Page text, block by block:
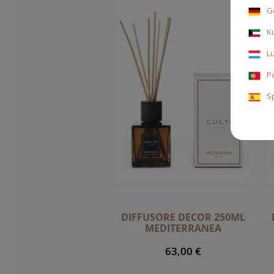
DIFFUSORE DECOR 250ML
MEDITERRANEA
63,00 €